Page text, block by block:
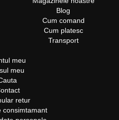
Blog
Cum comand
Cum platesc
Transport
meu
meu
retur
consimtamant